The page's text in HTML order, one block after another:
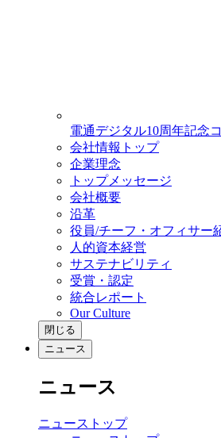
電通デジタル10周年記念
会社情報トップ
企業理念
トップメッセージ
会社概要
沿革
役員/チーフ・オフィサー
人的資本経営
サステナビリティ
受賞・認定
統合レポート
Our Culture
閉じる
ニュース
ニュース
ニューストップ